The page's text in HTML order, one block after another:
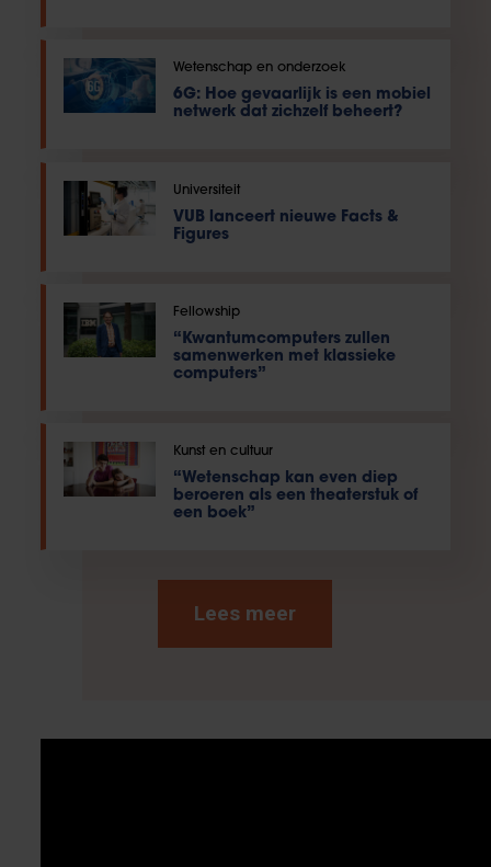
Wetenschap en onderzoek
6G: Hoe gevaarlijk is een mobiel
netwerk dat zichzelf beheert?
Universiteit
VUB lanceert nieuwe Facts &
Figures
Fellowship
“Kwantumcomputers zullen
samenwerken met klassieke
computers”
Kunst en cultuur
“Wetenschap kan even diep
beroeren als een theaterstuk of
een boek”
Lees meer